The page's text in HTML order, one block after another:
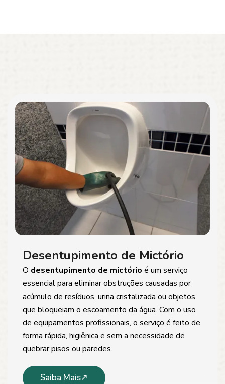
Desentupimento de Mictório
O desentupimento de mictório é um serviço
essencial para eliminar obstruções causadas por
acúmulo de resíduos, urina cristalizada ou objetos
que bloqueiam o escoamento da água. Com o uso
de equipamentos profissionais, o serviço é feito de
forma rápida, higiênica e sem a necessidade de
quebrar pisos ou paredes.
Saiba Mais